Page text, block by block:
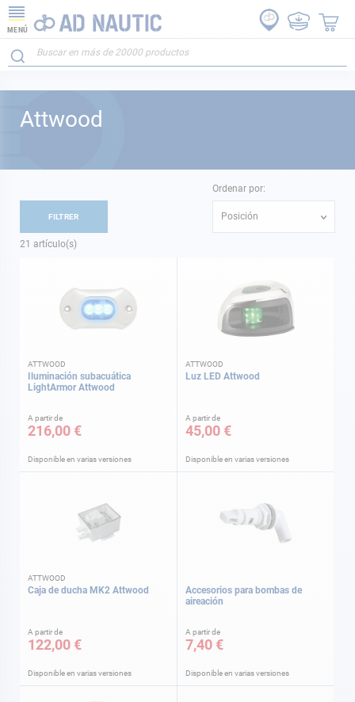
MENÚ
Attwood
21 artículo(s)
Ordenar por:
Posición
ATTWOOD
Iluminación subacuática
LightArmor Attwood
A partir de
216,00 €
Disponible en varias versiones
ATTWOOD
Luz LED Attwood
A partir de
45,00 €
Disponible en varias versiones
ATTWOOD
Caja de ducha MK2 Attwood
A partir de
122,00 €
Disponible en varias versiones
Accesorios para bombas de
aireación
A partir de
7,40 €
Disponible en varias versiones
FILTRER